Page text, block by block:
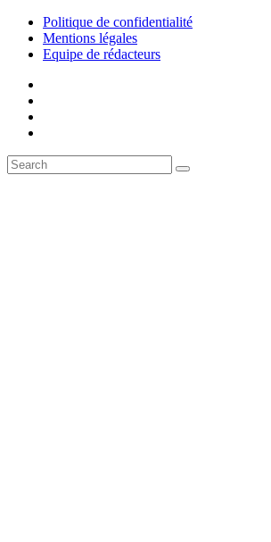
Politique de confidentialité
Mentions légales
Equipe de rédacteurs